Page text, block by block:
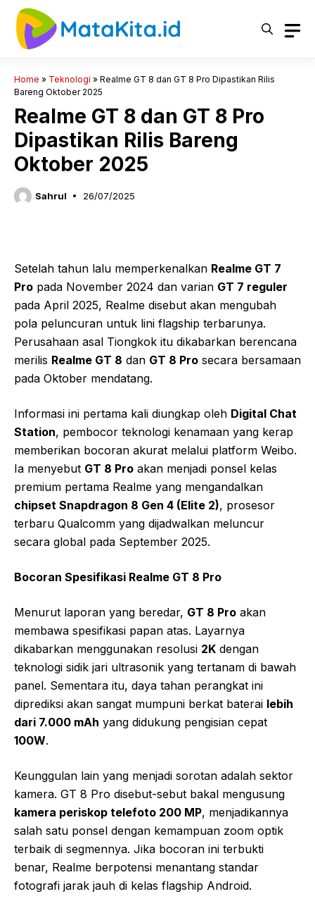
Langsung
Home » Teknologi » Realme GT 8 dan GT 8 Pro Dipastikan Rilis
Bareng Oktober 2025
Realme GT 8 dan GT 8 Pro
Dipastikan Rilis Bareng
Oktober 2025
Sahrul 26/07/2025
Setelah tahun lalu memperkenalkan Realme GT 7
Pro pada November 2024 dan varian GT 7 reguler
pada April 2025, Realme disebut akan mengubah
pola peluncuran untuk lini flagship terbarunya.
Perusahaan asal Tiongkok itu dikabarkan berencana
merilis Realme GT 8 dan GT 8 Pro secara bersamaan
pada Oktober mendatang.
Informasi ini pertama kali diungkap oleh Digital Chat
Station, pembocor teknologi kenamaan yang kerap
memberikan bocoran akurat melalui platform Weibo.
Ia menyebut GT 8 Pro akan menjadi ponsel kelas
premium pertama Realme yang mengandalkan
chipset Snapdragon 8 Gen 4 (Elite 2), prosesor
terbaru Qualcomm yang dijadwalkan meluncur
secara global pada September 2025.
Bocoran Spesifikasi Realme GT 8 Pro
Menurut laporan yang beredar, GT 8 Pro akan
membawa spesifikasi papan atas. Layarnya
dikabarkan menggunakan resolusi 2K dengan
teknologi sidik jari ultrasonik yang tertanam di bawah
panel. Sementara itu, daya tahan perangkat ini
diprediksi akan sangat mumpuni berkat baterai lebih
dari 7.000 mAh yang didukung pengisian cepat
100W.
Keunggulan lain yang menjadi sorotan adalah sektor
kamera. GT 8 Pro disebut-sebut bakal mengusung
kamera periskop telefoto 200 MP, menjadikannya
salah satu ponsel dengan kemampuan zoom optik
terbaik di segmennya. Jika bocoran ini terbukti
benar, Realme berpotensi menantang standar
fotografi jarak jauh di kelas flagship Android.